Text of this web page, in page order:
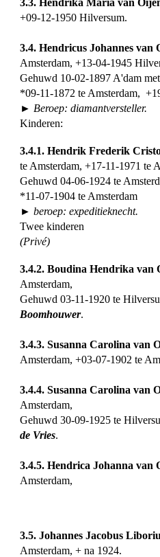
3.3. Hendrika Maria van
+09-12-1950 Hilversum.
3.4. Hendricus Johannes van
Amsterdam, +13-04-1945
Gehuwd 10-02-1897 A'dam met
*09-11-1872 te Amsterdam,
► Beroep: diamantversteller.
Kinderen:
3.4.1. Hendrik Frederik
te Amsterdam, +17-11-1971 te
Gehuwd 04-06-1924 te
*11-07-1904 te Amsterdam
► beroep: expeditieknecht.
Twee kinderen
(Privé)
3.4.2. Boudina Hendrika van
Amsterdam,
Gehuwd 03-11-1920 te
Boomhouwer.
3.4.3. Susanna Carolina van
Amsterdam, +03-07-1902 te
3.4.4. Susanna Carolina van
Amsterdam,
Gehuwd 30-09-1925 te
de Vries.
3.4.5. Hendrica Johanna van
Amsterdam,
3.5. Johannes Jacobus
Amsterdam, + na 1924.